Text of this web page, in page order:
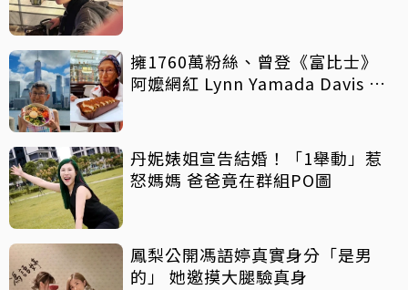
擁1760萬粉絲、曾登《富比士》
阿嬤網紅 Lynn Yamada Davis 驚
丹妮婊姐宣告結婚！「1舉動」惹
怒媽媽 爸爸竟在群組PO圖
鳳梨公開馮語婷真實身分「是男
的」 她邀摸大腿驗真身